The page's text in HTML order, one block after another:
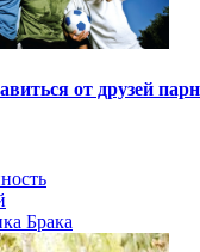
от друзей
Брака